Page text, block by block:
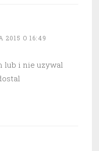
2015 O 16:49
lub i nie uzywal